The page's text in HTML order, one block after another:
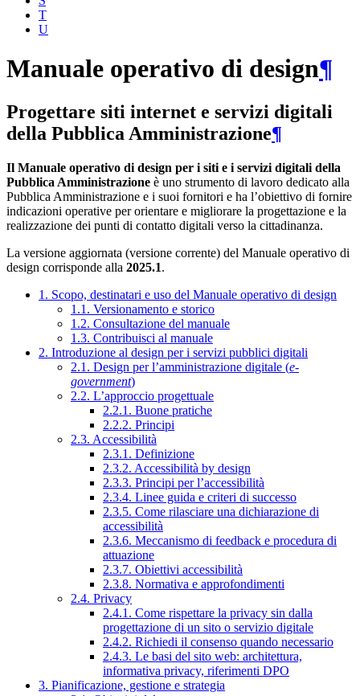
T
U
Manuale operativo di design¶
Progettare siti internet e servizi digitali
della Pubblica Amministrazione¶
Il Manuale operativo di design per i siti e i servizi digitali della
Pubblica Amministrazione è uno strumento di lavoro dedicato alla
Pubblica Amministrazione e i suoi fornitori e ha l’obiettivo di fornire
indicazioni operative per orientare e migliorare la progettazione e la
realizzazione dei punti di contatto digitali verso la cittadinanza.
La versione aggiornata (versione corrente) del Manuale operativo di
design corrisponde alla 2025.1.
1. Scopo, destinatari e uso del Manuale operativo di design
1.1. Versionamento e storico
1.2. Consultazione del manuale
1.3. Contribuisci al manuale
2. Introduzione al design per i servizi pubblici digitali
2.1. Design per l’amministrazione digitale (e-
government)
2.2. L’approccio progettuale
2.2.1. Buone pratiche
2.2.2. Principi
2.3. Accessibilità
2.3.1. Definizione
2.3.2. Accessibilità by design
2.3.3. Principi per l’accessibilità
2.3.4. Linee guida e criteri di successo
2.3.5. Come rilasciare una dichiarazione di
accessibilità
2.3.6. Meccanismo di feedback e procedura di
attuazione
2.3.7. Obiettivi accessibilità
2.3.8. Normativa e approfondimenti
2.4. Privacy
2.4.1. Come rispettare la privacy sin dalla
progettazione di un sito o servizio digitale
2.4.2. Richiedi il consenso quando necessario
2.4.3. Le basi del sito web: architettura,
informativa privacy, riferimenti DPO
3. Pianificazione, gestione e strategia